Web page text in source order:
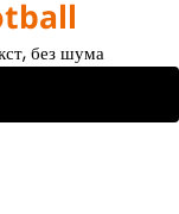
без шума